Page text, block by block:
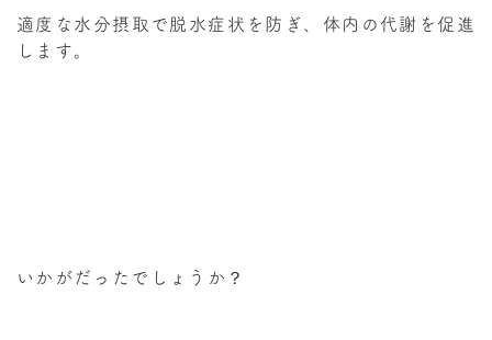
適度な水分摂取で脱水症状を防ぎ、体内の代謝を促進
します。
いかがだったでしょうか？